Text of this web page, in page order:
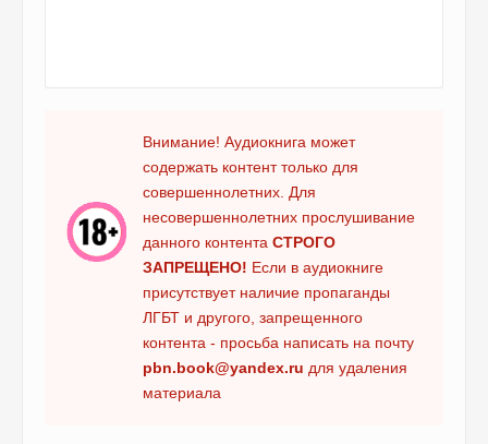
Внимание! Аудиокнига может
содержать контент только для
совершеннолетних. Для
несовершеннолетних прослушивание
данного контента СТРОГО
ЗАПРЕЩЕНО! Если в аудиокниге
присутствует наличие пропаганды
ЛГБТ и другого, запрещенного
контента - просьба написать на почту
pbn.book@yandex.ru для удаления
материала